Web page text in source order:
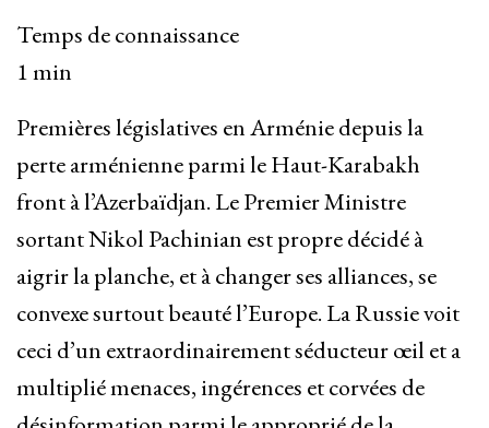
Temps de connaissance
1 min
Premières législatives en Arménie depuis la
perte arménienne parmi le Haut-Karabakh
front à l’Azerbaïdjan. Le Premier Ministre
sortant Nikol Pachinian est propre décidé à
aigrir la planche, et à changer ses alliances, se
convexe surtout beauté l’Europe. La Russie voit
ceci d’un extraordinairement séducteur œil et a
multiplié menaces, ingérences et corvées de